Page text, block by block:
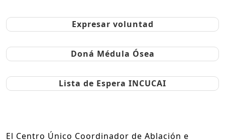
Expresar voluntad
Doná Médula Ósea
Lista de Espera INCUCAI
El Centro Único Coordinador de Ablación e